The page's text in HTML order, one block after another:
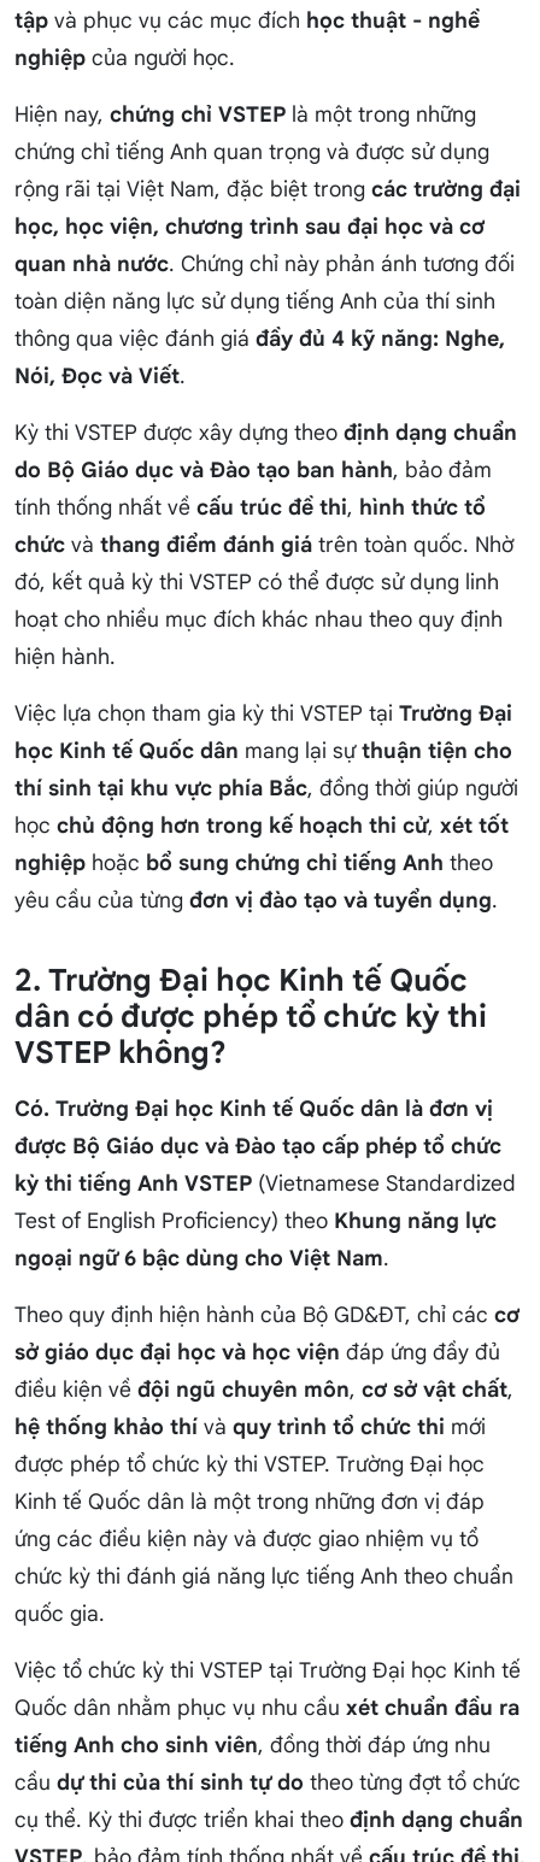
tập và phục vụ các mục đích học thuật - nghề
nghiệp của người học.
Hiện nay, chứng chỉ VSTEP là một trong những
chứng chỉ tiếng Anh quan trọng và được sử dụng
rộng rãi tại Việt Nam, đặc biệt trong các trường đại
học, học viện, chương trình sau đại học và cơ
quan nhà nước. Chứng chỉ này phản ánh tương đối
toàn diện năng lực sử dụng tiếng Anh của thí sinh
thông qua việc đánh giá đầy đủ 4 kỹ năng: Nghe,
Nói, Đọc và Viết.
Kỳ thi VSTEP được xây dựng theo định dạng chuẩn
do Bộ Giáo dục và Đào tạo ban hành, bảo đảm
tính thống nhất về cấu trúc đề thi, hình thức tổ
chức và thang điểm đánh giá trên toàn quốc. Nhờ
đó, kết quả kỳ thi VSTEP có thể được sử dụng linh
hoạt cho nhiều mục đích khác nhau theo quy định
hiện hành.
Việc lựa chọn tham gia kỳ thi VSTEP tại Trường Đại
học Kinh tế Quốc dân mang lại sựthuận tiện cho
thí sinh tại khu vực phía Bắc, đồng thời giúp người
học chủ động hơn trong kế hoạch thi cử, xét tốt
nghiệp hoặc bổ sung chứng chỉ tiếng Anh theo
yêu cầu của từng đơn vị đào tạo và tuyển dụng.
2. Trường Đại học Kinh tế Quốc
dân có được phép tổ chức kỳ thi
VSTEP không?
Có. Trường Đại học Kinh tế Quốc dân là đơn vị
được Bộ Giáo dục và Đào tạo cấp phép tổ chức
kỳ thi tiếng Anh VSTEP (Vietnamese Standardized
Test of English Proficiency) theo Khung năng lực
ngoại ngữ 6 bậc dùng cho Việt Nam.
Theo quy định hiện hành của Bộ GD&ĐT, chỉ các cơ
sở giáo dục đại học và học viện đáp ứng đầy đủ
điều kiện về đội ngũ chuyên môn, cơ sở vật chất,
hệ thống khảo thí và quy trình tổ chức thi mới
được phép tổ chức kỳ thi VSTEP. Trường Đại học
Kinh tế Quốc dân là một trong những đơn vị đáp
ứng các điều kiện này và được giao nhiệm vụ tổ
chức kỳ thi đánh giá năng lực tiếng Anh theo chuẩn
quốc gia.
Việc tổ chức kỳ thi VSTEP tại Trường Đại học Kinh tế
Quốc dân nhằm phục vụ nhu cầu xét chuẩn đầu ra
tiếng Anh cho sinh viên, đồng thời đáp ứng nhu
cầu dự thi của thí sinh tự do theo từng đợt tổ chức
cụ thể. Kỳ thi được triển khai theo định dạng chuẩn